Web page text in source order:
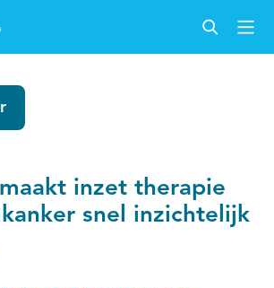
inzet therapie
snel inzichtelijk